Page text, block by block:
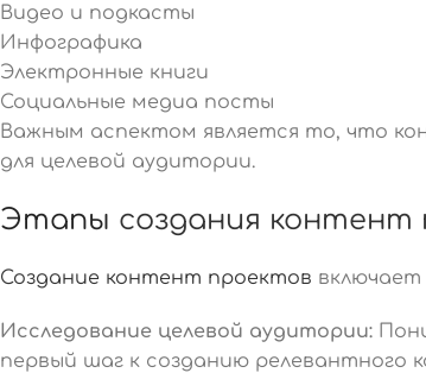
Видео и подкасты
Инфографика
Электронные книги
Социальные медиа посты
Важным аспектом является то, что
для целевой аудитории.
Этапы создания контент
Создание контент проектов включает
Исследование целевой аудитории:
первый шаг к созданию релевантного